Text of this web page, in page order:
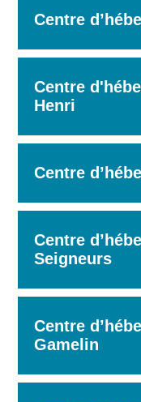
Centre
Centre
Henri
Centre
Centre
Seigneurs
Centre
Gamelin